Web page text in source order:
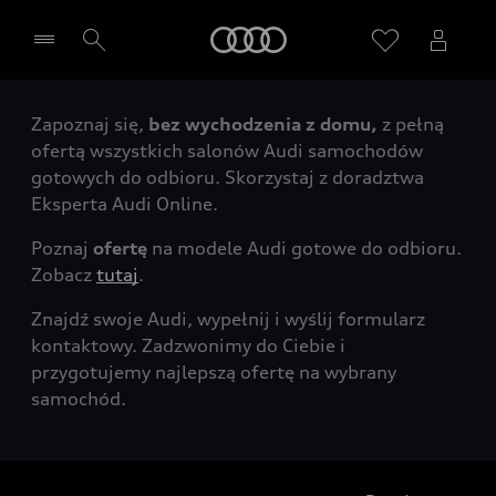
Wybierz Twojego Partnera Audi
Zapoznaj się, bez wychodzenia z domu, z pełną
ofertą wszystkich salonów Audi samochodów
gotowych do odbioru. Skorzystaj z doradztwa
Eksperta Audi Online.
Poznaj ofertę na modele Audi gotowe do odbioru.
Zobacz tutaj.
Znajdź swoje Audi, wypełnij i wyślij formularz
kontaktowy. Zadzwonimy do Ciebie i
przygotujemy najlepszą ofertę na wybrany
samochód.